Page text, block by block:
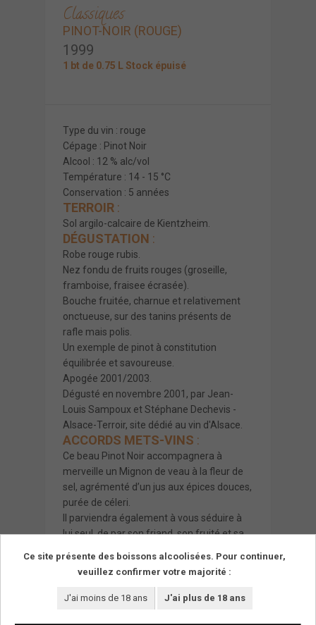
Classiques
PINOT-NOIR (ROUGE)
1999
1 bt de 0.75 L Stock épuisé
Type du vin : rouge
Cépage : Pinot Noir
Alcool : 12 % alc/vol
Température : 14 - 15 °C
Conservation : 5 années
TERROIR :
Sol argilo-calcaire de Kientzheim.
DÉGUSTATION :
Robe rouge rubis.
Nez fondu de fruits rouges (groseille,
framboise, fraisee écrasée).
Bouche fruitée, charnue et relativement
onctueuse, sur des tanins présents de
rafle mais polis.
Un exemple de pinot à constitution
équilibrée et savoureuse.
Apogée 2001/2003.
Dégusté en novembre 2001, par Jean-
Louis Sampoux et Stéphane Dechevis -
Alsace-Terroir, site dédié au vin d'Alsace.
ACCORDS METS-VINS :
Ce beau Pinot Noir accompagnera à
merveille un Mignon de veau à la fleur de
sel, agrémenté d’un jus aux épices douces,
purée de céleri.
Il parviendra également à vous séduire à
lui seul, de par son friand, son fruité et sa
Ce site présente des boissons alcoolisées. Pour continuer,
veuillez confirmer votre majorité :
J'ai moins de 18 ans J'ai plus de 18 ans